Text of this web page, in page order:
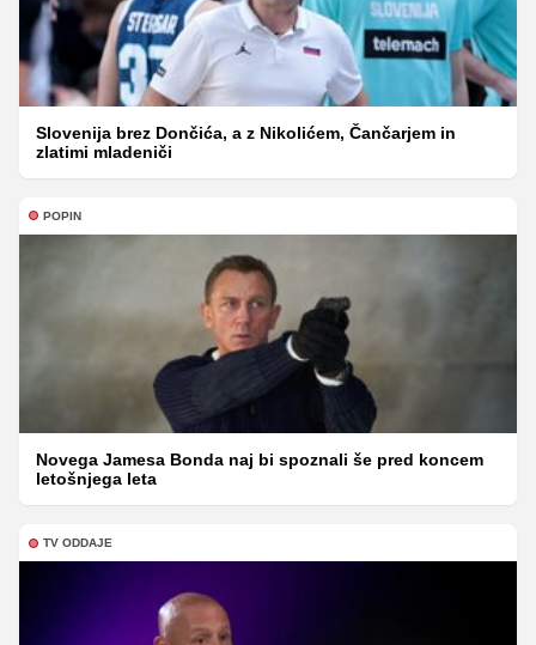
Slovenija brez Dončića, a z Nikolićem, Čančarjem in
zlatimi mladeniči
POPIN
Novega Jamesa Bonda naj bi spoznali še pred koncem
letošnjega leta
TV ODDAJE